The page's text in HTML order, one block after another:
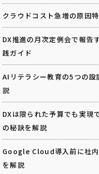
クラウドコスト急増の原因
DX推進の月次定例会で報告
践ガイド
AIリテラシー教育の5つの
説
DXは限られた予算でも実現
の秘訣を解説
Google Cloud導入前に社内
を解説